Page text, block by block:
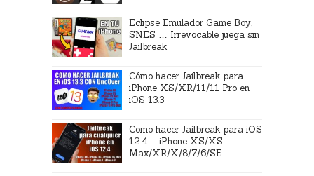
Eclipse Emulador Game Boy,
SNES … Irrevocable juega sin
Jailbreak
Cómo hacer Jailbreak para
iPhone XS/XR/11/11 Pro en
iOS 13.3
Como hacer Jailbreak para iOS
12.4 – iPhone XS/XS
Max/XR/X/8/7/6/SE